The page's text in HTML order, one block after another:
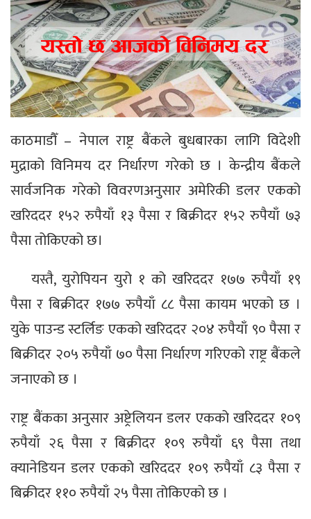
काठमाडौँ – नेपाल राष्ट्र बैंकले बुधबारका लागि विदेशी
मुद्राको विनिमय दर निर्धारण गरेको छ । केन्द्रीय बैंकले
सार्वजनिक गरेको विवरणअनुसार अमेरिकी डलर एकको
खरिददर १५२ रुपैयाँ १३ पैसा र बिक्रीदर १५२ रुपैयाँ ७३
पैसा तोकिएको छ।
यस्तै, युरोपियन युरो १ को खरिददर १७७ रुपैयाँ १९
पैसा र बिक्रीदर १७७ रुपैयाँ ८८ पैसा कायम भएको छ ।
युके पाउन्ड स्टर्लिङ एकको खरिददर २०४ रुपैयाँ ९० पैसा र
बिक्रीदर २०५ रुपैयाँ ७० पैसा निर्धारण गरिएको राष्ट्र बैंकले
जनाएको छ ।
राष्ट्र बैंकका अनुसार अष्ट्रेलियन डलर एकको खरिददर १०९
रुपैयाँ २६ पैसा र बिक्रीदर १०९ रुपैयाँ ६९ पैसा तथा
क्यानेडियन डलर एकको खरिददर १०९ रुपैयाँ ८३ पैसा र
बिक्रीदर ११० रुपैयाँ २५ पैसा तोकिएको छ ।